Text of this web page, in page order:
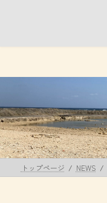
ス
プ
ン
動
トップページ NEWS